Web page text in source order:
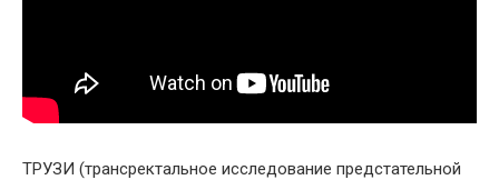
ТРУЗИ (трансректальное исследование предстательной